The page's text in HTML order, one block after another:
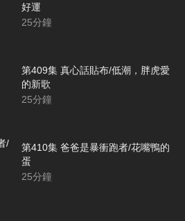
好運
25分鐘
第409集 真心話貼布/低潮，胖虎愛
的新歌
25分鐘
第410集 爸爸是暴衝跑者/花嘴鴨的
蛋
25分鐘